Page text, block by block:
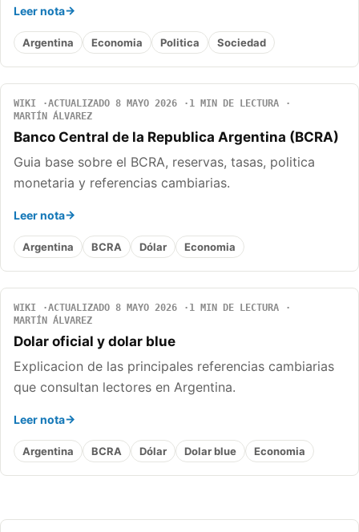
Leer nota
Argentina Economia Politica Sociedad
WIKI ACTUALIZADO 8 MAYO 2026
1 MIN DE LECTURA
MARTÍN ÁLVAREZ
Banco Central de la Republica Argentina (BCRA)
Guia base sobre el BCRA, reservas, tasas, politica
monetaria y referencias cambiarias.
Leer nota
Argentina BCRA Dólar Economia
WIKI ACTUALIZADO 8 MAYO 2026
1 MIN DE LECTURA
MARTÍN ÁLVAREZ
Dolar oficial y dolar blue
Explicacion de las principales referencias cambiarias
que consultan lectores en Argentina.
Leer nota
Argentina BCRA Dólar Dolar blue Economia